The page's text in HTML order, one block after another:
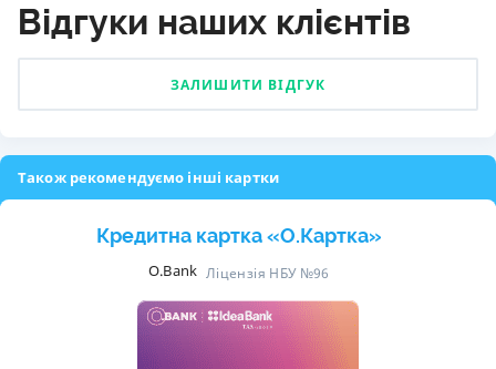
Відгуки наших клієнтів
ЗАЛИШИТИ ВІДГУК
Також рекомендуємо інші картки
Кредитна картка «O.Картка»
O.Bank Ліцензія НБУ №96